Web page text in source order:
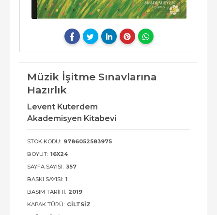
Müzik İşitme Sınavlarına
Hazırlık
Levent Kuterdem
Akademisyen Kitabevi
STOK KODU: 9786052583975
BOYUT: 16X24
SAYFA SAYISI: 357
BASKI SAYISI: 1
BASIM TARIHI: 2019
KAPAK TÜRÜ: CILTSIZ